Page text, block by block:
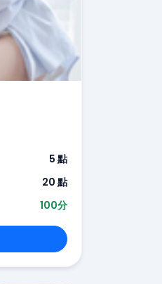
5 點
20 點
100分